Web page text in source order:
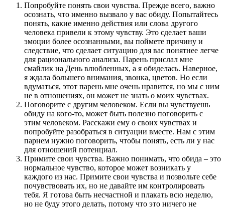
Попробуйте понять свои чувства. Прежде всего, важно
осознать, что именно вызвало у вас обиду. Попытайтесь
понять, какие именно действия или слова другого
человека привели к этому чувству. Это сделает ваши
эмоции более осознанными, вы поймете причину и
следствие, что сделает ситуацию для вас понятнее легче
для рационального анализа. Парень прислал мне
смайлик на День влюбленных, а я обиделась. Наверное,
я ждала большего внимания, звонка, цветов. Но если
вдуматься, этот парень мне очень нравится, но мы с ним
не в отношениях, он может не знать о моих чувствах.
Поговорите с другим человеком. Если вы чувствуешь
обиду на кого-то, может быть полезно поговорить с
этим человеком. Расскажи ему о своих чувствах и
попробуйте разобраться в ситуации вместе. Нам с этим
парнем нужно поговорить, чтобы понять, есть ли у нас
для отношений потенциал.
Примите свои чувства. Важно понимать, что обида – это
нормальное чувство, которое может возникать у
каждого из нас. Примите свои чувства и позвольте себе
почувствовать их, но не давайте им контролировать
тебя. Я готова быть несчастной и плакать всю неделю,
но не буду этого делать, потому что это ничего не